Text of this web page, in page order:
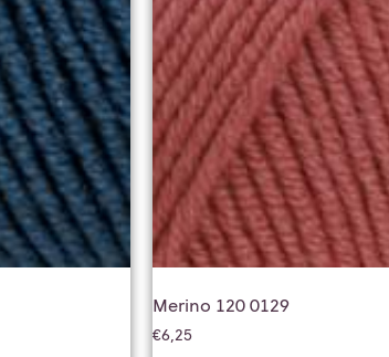
Merino 120 0129
€6,25